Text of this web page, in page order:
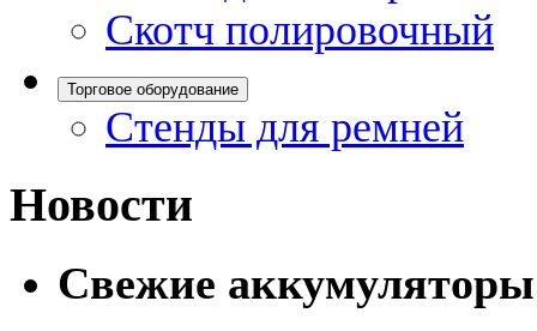
Скотч полировочный
Торговое оборудование
Стенды для ремней
Новости
Свежие